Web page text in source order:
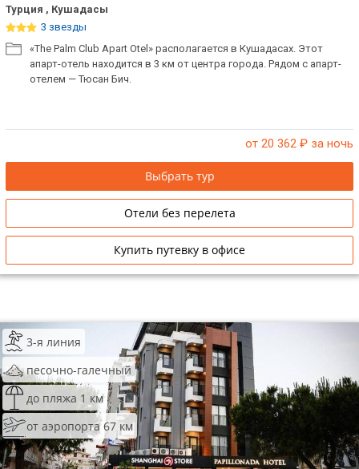
Турция , Кушадасы
3 звезды
«The Palm Club Apart Otel» располагается в Кушадасах. Этот
апарт-отель находится в 3 км от центра города. Рядом с апарт-
отелем — Тюсан Бич.
от 20 362 ₽ за ночь
Выбрать тур
Отели без перелета
Купить путевку в офисе
3-я линия
песочно-галечный
до пляжа 1 км
от аэропорта 67 км